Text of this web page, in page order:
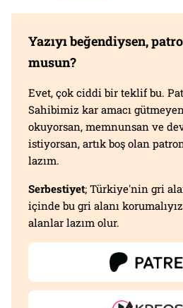
Yazıyı beğendiysen,
musun?
Evet, çok ciddi bir teklif bu.
Sahibimiz kar amacı
okuyorsan, memnunsan ve
istiyorsan, artık boş olan
lazım.
Serbestiyet; Türkiye'nin gri
içinde bu gri alanı
alanlar lazım olur.